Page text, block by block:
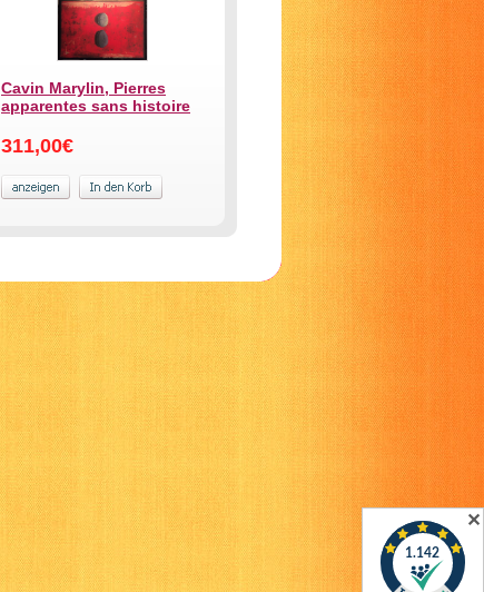
Cavin Marylin, Pierres
apparentes sans histoire
311,00€
✕